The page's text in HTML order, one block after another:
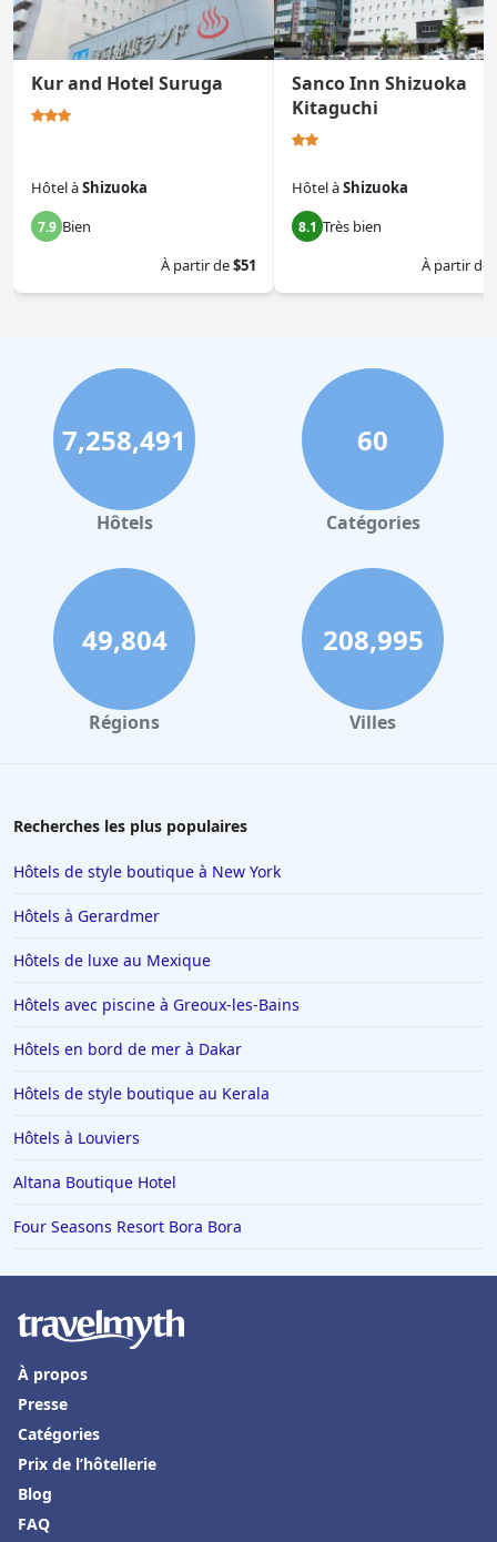
Kur and Hotel Suruga
HôtelàShizuoka
7.9 Bien
À partir de$51
Sanco Inn Shizuoka
Kitaguchi
HôtelàShizuoka
8.1 Très bien
À partir de
7,258,491
Hôtels
60
Catégories
49,804
Régions
208,995
Villes
Recherches les plus populaires
Hôtels de style boutique à New York
Hôtels à Gerardmer
Hôtels de luxe au Mexique
Hôtels avec piscine à Greoux-les-Bains
Hôtels en bord de mer à Dakar
Hôtels de style boutique au Kerala
Hôtels à Louviers
Altana Boutique Hotel
Four Seasons Resort Bora Bora
À propos
Presse
Catégories
Prix de l’hôtellerie
Blog
FAQ